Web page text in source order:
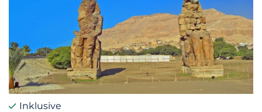
Inklusive